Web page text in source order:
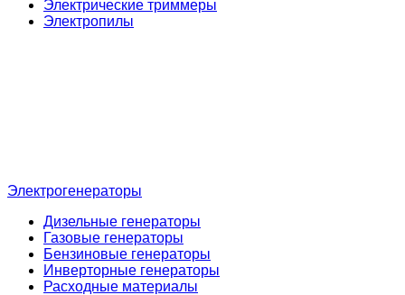
Электрические триммеры
Электропилы
Электрогенераторы
Дизельные генераторы
Газовые генераторы
Бензиновые генераторы
Инверторные генераторы
Расходные материалы